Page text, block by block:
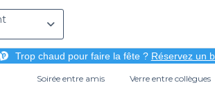
Trop chaud pour faire la fête ? Réservez un
Soirée entre amis Verre entre collègues